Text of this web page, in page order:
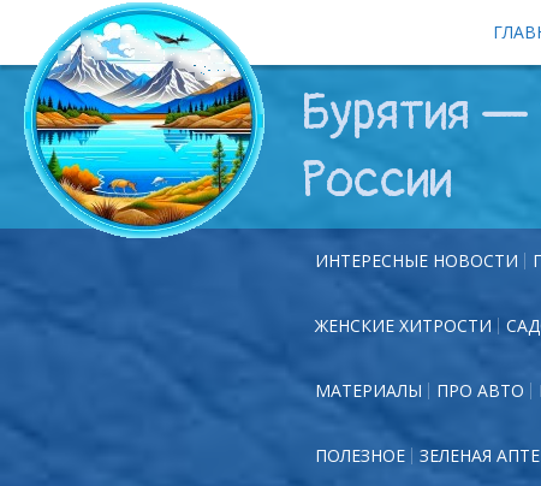
Бурятия —
России
ИНТЕРЕСНЫЕ НОВОСТИ
ЖЕНСКИЕ ХИТРОСТИ
МАТЕРИАЛЫ ПРО АВТО
ПОЛЕЗНОЕ ЗЕЛЕНАЯ